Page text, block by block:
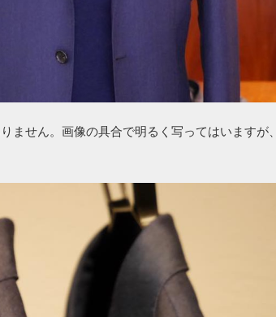
ません。画像の具合で明るく写ってはいますが